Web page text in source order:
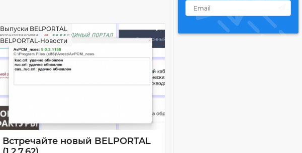
Выпуски BELPORTAL
BELPORTAL-Новости
Встречайте новый BELPORTAL